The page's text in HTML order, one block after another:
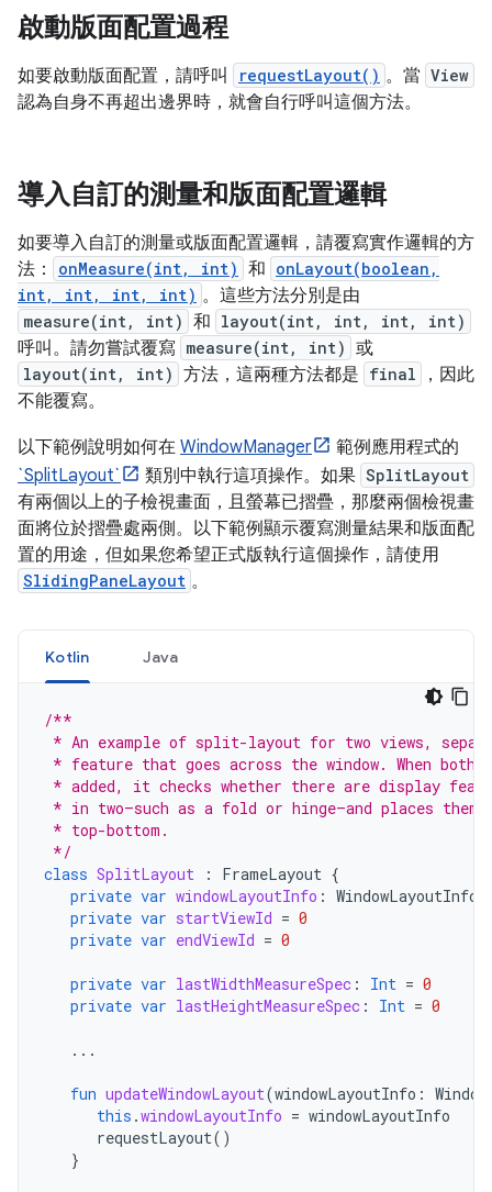
啟動版面配置過程
如要啟動版面配置，請呼叫 requestLayout() 。當 View
認為自身不再超出邊界時，就會自行呼叫這個方法。
導入自訂的測量和版面配置邏輯
如要導入自訂的測量或版面配置邏輯，請覆寫實作邏輯的方
法：
onMeasure(int, int) 和 onLayout(boolean,
int, int, int, int) 。這些方法分別是由
measure(int, int) 和 layout(int, int, int, int)
呼叫。請勿嘗試覆寫 measure(int, int) 或
layout(int, int) 方法，這兩種方法都是 final
，因此
不能覆寫。
以下範例說明如何在 WindowManager
範例應用程式的
`SplitLayout`
類別中執行這項操作。如果 SplitLayout
有兩個以上的子檢視畫面，且螢幕已摺疊，那麼兩個檢視畫
面將位於摺疊處兩側。以下範例顯示覆寫測量結果和版面配
置的用途，但如果您希望正式版執行這個操作，請使用
SlidingPaneLayout 。
Kotlin Java
/**
* An example of split-layout for two views,
* feature that goes across the window. When both
* added, it checks whether there are display
* in two—such as a fold or hinge—and places them
* top-bottom.
*/
class SplitLayout : FrameLayout {
private var windowLayoutInfo :
private var startViewId = 0
private var endViewId = 0
private var lastWidthMeasureSpec : Int = 0
private var lastHeightMeasureSpec : Int = 0
...
fun updateWindowLayout(windowLayoutInfo :
this .windowLayoutInfo = windowLayoutInfo
requestLayout()
}